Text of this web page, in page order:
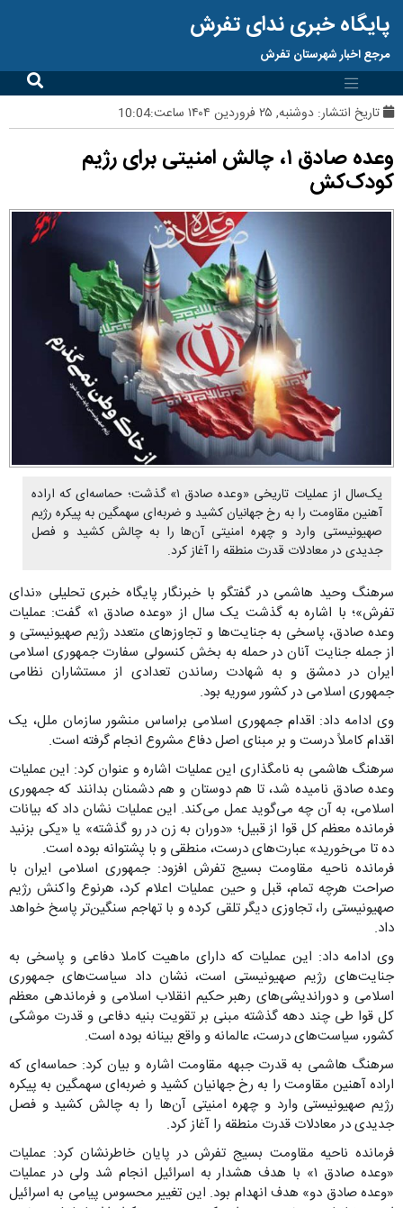
پایگاه خبری ندای تفرش
مرجع اخبار شهرستان تفرش
تاریخ انتشار: دوشنبه, ۲۵ فروردین ۱۴۰۴ ساعت:10:04
وعده صادق ۱، چالش امنیتی برای رژیم
کودک‌کش
یک‌سال از عملیات تاریخی «وعده صادق ۱» گذشت؛ حماسه‌ای که اراده
آهنین مقاومت را به رخ جهانیان کشید و ضربه‌ای سهمگین به پیکره رژیم
صهیونیستی وارد و چهره امنیتی آن‌ها را به چالش کشید و فصل
جدیدی در معادلات قدرت منطقه را آغاز کرد.
سرهنگ وحید هاشمی در گفتگو با خبرنگار پایگاه خبری تحلیلی «ندای
تفرش»؛ با اشاره به گذشت یک سال از «وعده صادق ۱» گفت: عملیات
وعده صادق، پاسخی به جنایت‌ها و تجاوزهای متعدد رژیم صهیونیستی و
از جمله جنایت آنان در حمله به بخش کنسولی سفارت جمهوری اسلامی
ایران در دمشق و به شهادت رساندن تعدادی از مستشاران نظامی
جمهوری اسلامی در کشور سوریه بود.
وی ادامه داد: اقدام جمهوری اسلامی براساس منشور سازمان ملل، یک
اقدام کاملاً درست و بر مبنای اصل دفاع مشروع انجام گرفته است.
سرهنگ هاشمی به نامگذاری این عملیات اشاره و عنوان کرد: این عملیات
وعده صادق نامیده شد، تا هم دوستان و هم دشمنان بدانند که جمهوری
اسلامی، به آن چه می‌گوید عمل می‌کند. این عملیات نشان داد که بیانات
فرمانده معظم کل قوا از قبیل؛ «دوران به زن در رو گذشته» یا «یکی بزنید
ده تا می‌خورید» عبارت‌های درست، منطقی و با پشتوانه بوده است.
فرمانده ناحیه مقاومت بسیج تفرش افزود: جمهوری اسلامی ایران با
صراحت هرچه تمام، قبل و حین عملیات اعلام کرد، هرنوع واکنش رژیم
صهیونیستی را، تجاوزی دیگر تلقی کرده و با تهاجم سنگین‌تر پاسخ خواهد
داد.
وی ادامه داد: این عملیات که دارای ماهیت کاملا دفاعی و پاسخی به
جنایت‌های رژیم صهیونیستی است، نشان داد سیاست‌های جمهوری
اسلامی و دوراندیشی‌های رهبر حکیم انقلاب اسلامی و فرماندهی معظم
کل قوا طی چند دهه گذشته مبنی بر تقویت بنیه دفاعی و قدرت موشکی
کشور، سیاست‌های درست، عالمانه و واقع بینانه بوده است.
سرهنگ هاشمی به قدرت جبهه مقاومت اشاره و بیان کرد: حماسه‌ای که
اراده آهنین مقاومت را به رخ جهانیان کشید و ضربه‌ای سهمگین به پیکره
رژیم صهیونیستی وارد و چهره امنیتی آن‌ها را به چالش کشید و فصل
جدیدی در معادلات قدرت منطقه را آغاز کرد.
فرمانده ناحیه مقاومت بسیج تفرش در پایان خاطرنشان کرد: عملیات
«وعده صادق ۱» با هدف هشدار به اسرائیل انجام شد ولی در عملیات
«وعده صادق دو» هدف انهدام بود. این تغییر محسوس پیامی به اسرائیل